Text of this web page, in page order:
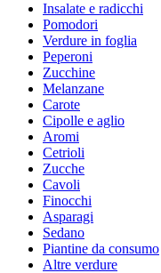
Insalate e radicchi
Pomodori
Verdure in foglia
Peperoni
Zucchine
Melanzane
Carote
Cipolle e aglio
Aromi
Cetrioli
Zucche
Cavoli
Finocchi
Asparagi
Sedano
Piantine da consumo
Altre verdure